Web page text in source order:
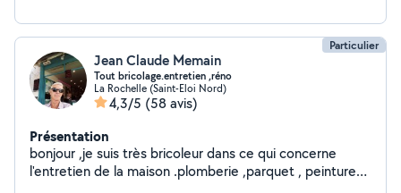
Particulier
Jean Claude Memain
Tout bricolage.entretien ,réno
La Rochelle (Saint-Eloi Nord)
4,3/5 (58 avis)
Présentation
bonjour ,je suis très bricoleur dans ce qui concerne
l'entretien de la maison .plomberie ,parquet , peinture